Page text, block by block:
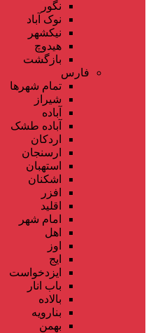
نگور
نوک آباد
نیکشهر
هیدوچ
بازگشت
فارس
تمام شهر‌ها
شیراز
آباده
آباده طشک
اردکان
ارسنجان
استهبان
اشکنان
افزر
اقلید
امام شهر
اهل
اوز
ایج
ایزدخواست
باب انار
بالاده
بنارویه
بهمن